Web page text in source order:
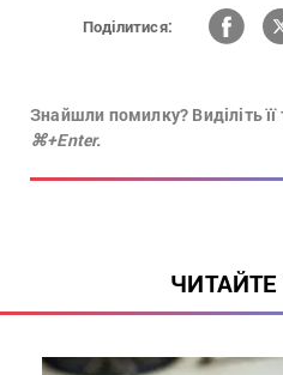
Поділитися:
Знайшли помилку? Виділіть її
⌘+Enter.